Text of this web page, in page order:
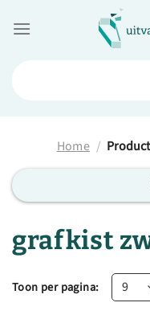
content
Home /
grafkist
Toon per pagina: